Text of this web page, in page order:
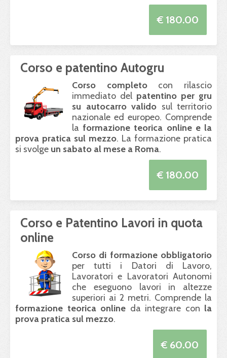
€ 180.00
Corso e patentino Autogru
Corso completocon rilascio
immediato del patentino per gru
su autocarro valido sul territorio
nazionale ed europeo. Comprende
laformazione teorica online e la
prova pratica sul mezzo. La formazione pratica
si svolge un sabato al mese a Roma.
€ 180.00
Corso e Patentino Lavori in quota
online
Corso di formazione obbligatorio
per tutti i Datori di Lavoro,
Lavoratori e Lavoratori Autonomi
che eseguono lavori in altezze
superiori ai 2 metri. Comprende la
formazione teorica online da integrare con la
prova pratica sul mezzo.
€ 60.00